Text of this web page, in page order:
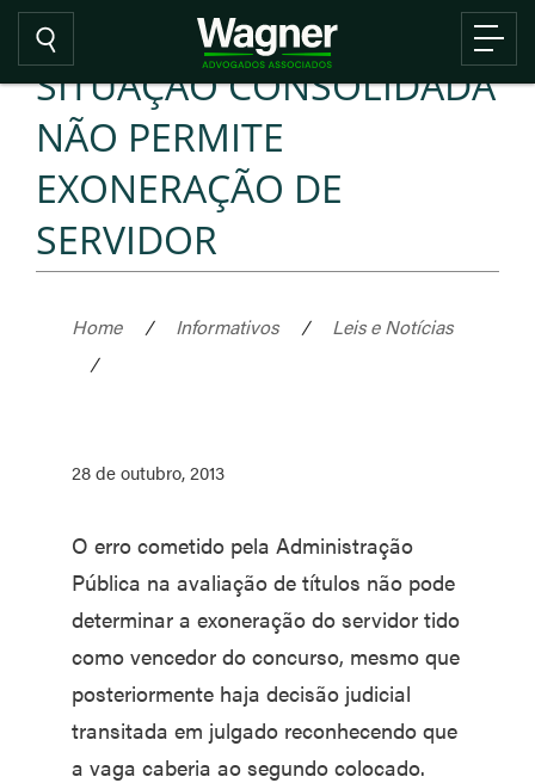
SITUAÇÃO CONSOLIDADA
NÃO PERMITE
EXONERAÇÃO DE
SERVIDOR
Home / Informativos /
Leis e Notícias
/
28 de outubro, 2013
O erro cometido pela Administração
Pública na avaliação de títulos não pode
determinar a exoneração do servidor tido
como vencedor do concurso, mesmo que
posteriormente haja decisão judicial
transitada em julgado reconhecendo que
a vaga caberia ao segundo colocado.